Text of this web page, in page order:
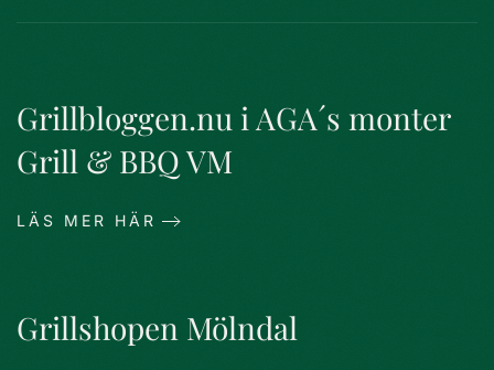
Grillbloggen.nu i AGA´s monter
Grill & BBQ VM
LÄS MER HÄR
Grillshopen Mölndal